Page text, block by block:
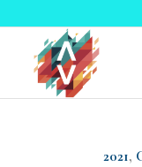
2021,